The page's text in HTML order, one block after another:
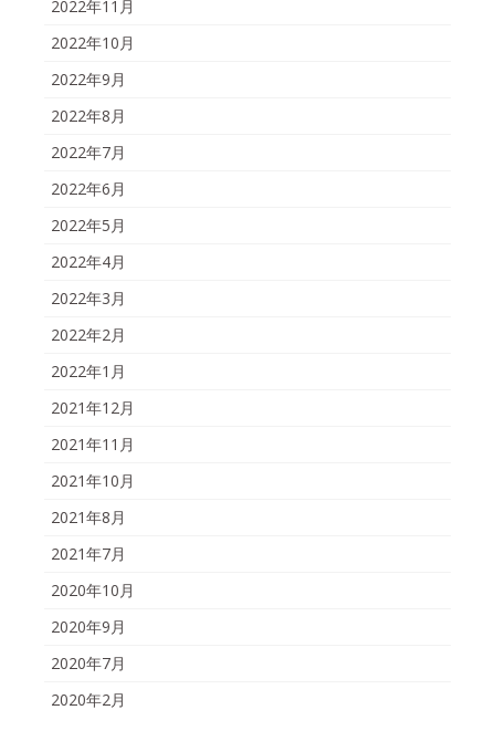
2022年11月
2022年10月
2022年9月
2022年8月
2022年7月
2022年6月
2022年5月
2022年4月
2022年3月
2022年2月
2022年1月
2021年12月
2021年11月
2021年10月
2021年8月
2021年7月
2020年10月
2020年9月
2020年7月
2020年2月